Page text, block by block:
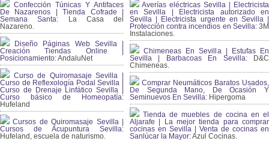
Confección Túnicas Y Antifaces
De Nazarenos | Tienda Cofrade |
Semana Santa: La Casa del
Nazareno.
Diseño Páginas Web Sevilla |
Creación Tiendas Online |
Posicionamiento:AndaluNet
Curso de Quiromasaje Sevilla |
Curso de Reflexología Podal Sevilla |
Curso de Drenaje Linfático Sevilla |
Curso básico de Homeopatía:
Hufeland
Cursos de Quiromasaje Sevilla |
Cursos de Acupuntura Sevilla:
Hufeland, escuela de naturismo.
Averías eléctricas Sevilla | Electricista
en Sevilla | Electricista autorizado en
Sevilla | Electricista urgente en Sevilla |
Protección contra incendios en Sevilla:3M
Instalaciones.
Chimeneas En Sevilla | Estufas En
Sevilla | Barbacoas En Sevilla:D&C
Chimeneas.
Comprar Neumáticos Baratos Usados,
De Segunda Mano, De Ocasión Y
Seminuevos En Sevilla: Hipergoma
Tienda de muebles de cocina en el
Aljarafe | La mejor tienda para comprar
cocinas en Sevilla | Venta de cocinas en
Sanlúcar la Mayor:Azul Cocinas.